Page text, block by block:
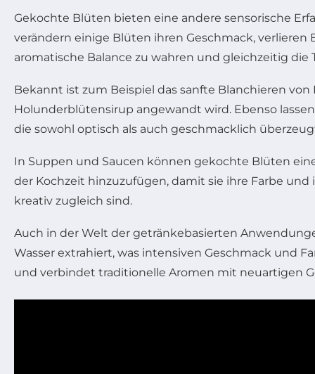
Gekochte Blüten bieten eine andere sensorische
verändern einige Blüten ihren Geschmack,
aromatische Balance zu wahren und gleichzeitig die
Bekannt ist zum Beispiel das sanfte Blanchieren
Holunderblütensirup angewandt wird. Ebenso
die sowohl optisch als auch geschmacklich
In Suppen und Saucen können gekochte Blüten
der Kochzeit hinzuzufügen, damit sie ihre Farbe
kreativ zugleich sind.
Auch in der Welt der getränkebasierten
Wasser extrahiert, was intensiven Geschmack und
und verbindet traditionelle Aromen mit neuartigen